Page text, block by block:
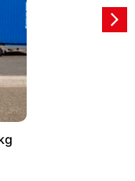
3×1350 kg